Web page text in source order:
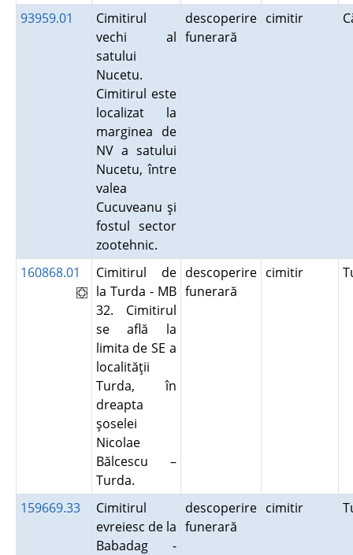
93959.01
Cimitirul
vechi al
satului
Nucetu.
Cimitirul este
localizat la
marginea de
NV a satului
Nucetu, între
valea
Cucuveanu şi
fostul sector
zootehnic.
descoperire
funerară
cimitir
160868.01
Cimitirul de
la Turda - MB
32. Cimitirul
se află la
limita de SE a
localităţii
Turda, în
dreapta
şoselei
Nicolae
Bălcescu –
Turda.
descoperire
funerară
cimitir
159669.33
Cimitirul
evreiesc de la
Babadag -
descoperire
funerară
cimitir